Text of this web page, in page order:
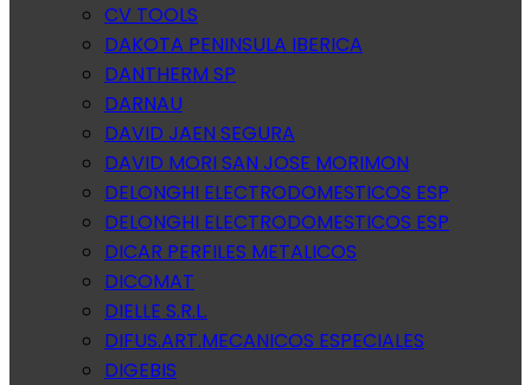
CV TOOLS
DAKOTA PENINSULA IBERICA
DANTHERM SP
DARNAU
DAVID JAEN SEGURA
DAVID MORI SAN JOSE MORIMON
DELONGHI ELECTRODOMESTICOS ESP
DELONGHI ELECTRODOMESTICOS ESP
DICAR PERFILES METALICOS
DICOMAT
DIELLE S.R.L.
DIFUS.ART.MECANICOS ESPECIALES
DIGEBIS